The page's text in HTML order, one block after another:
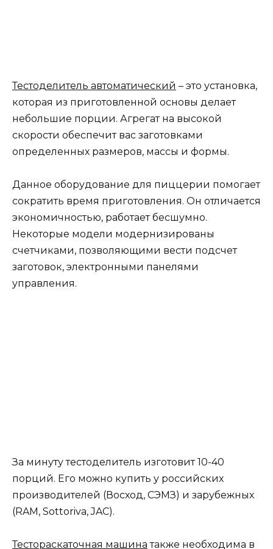
Тестоделитель автоматический – это установка,
которая из приготовленной основы делает
небольшие порции. Агрегат на высокой
скорости обеспечит вас заготовками
определенных размеров, массы и формы.
Данное оборудование для пиццерии помогает
сократить время приготовления. Он отличается
экономичностью, работает бесшумно.
Некоторые модели модернизированы
счетчиками, позволяющими вести подсчет
заготовок, электронными панелями
управления.
За минуту тестоделитель изготовит 10-40
порций. Его можно купить у российских
производителей (Восход, СЭМЗ) и зарубежных
(RAM, Sottoriva, JAC).
Тестораскаточная машина также необходима в